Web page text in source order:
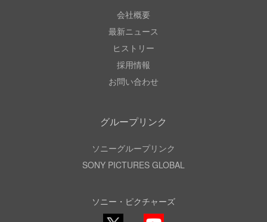
会社概要
最新ニュース
ヒストリー
採用情報
お問い合わせ
グループリンク
ソニーグループリンク
SONY PICTURES GLOBAL
ソニー・ピクチャーズ